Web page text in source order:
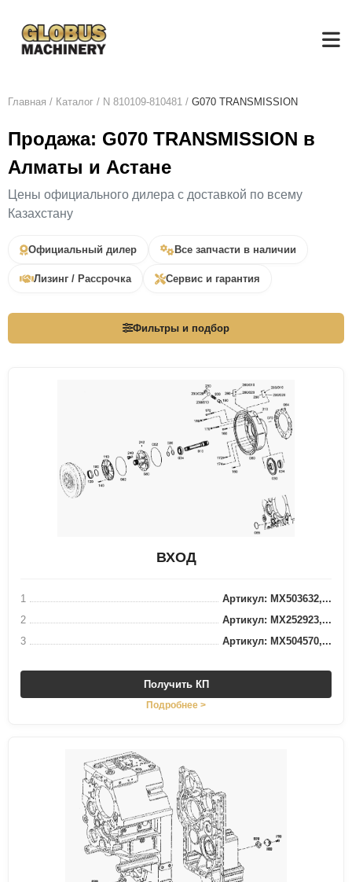
Главная / Каталог / N 810109-810481 / G070 TRANSMISSION
Продажа: G070 TRANSMISSION в
Алматы и Астане
Цены официального дилера с доставкой по всему
Казахстану
Официальный дилер Все запчасти в наличии
Лизинг / Рассрочка Сервис и гарантия
Фильтры и подбор
ВХОД
1
Артикул: MX503632,...
2
Артикул: MX252923,...
3
Артикул: MX504570,...
Получить КП
Подробнее >